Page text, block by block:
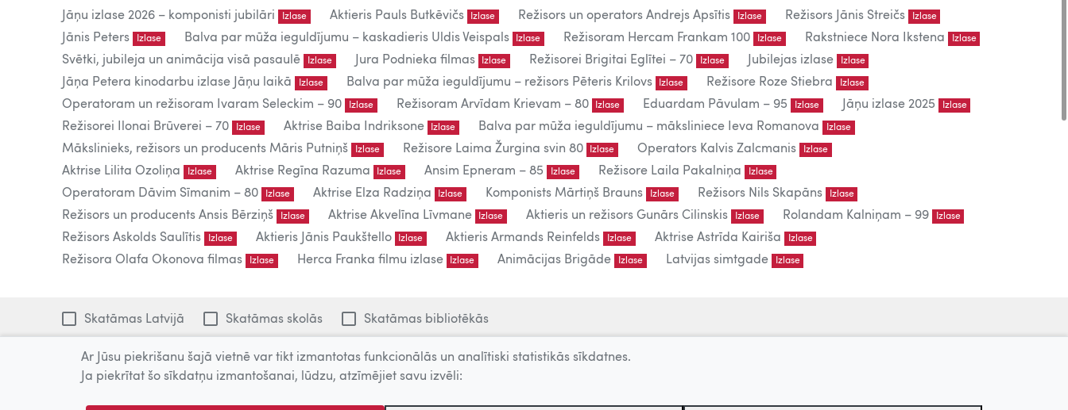
Jāņu izlase 2026 – komponisti jubilāri Izlase Aktieris Pauls Butkēvičs Izlase Režisors un operators Andrejs Apsītis Izlase Režisors Jānis Streičs Izlase
Jānis Peters Izlase Balva par mūža ieguldījumu – kaskadieris Uldis Veispals Izlase Režisoram Hercam Frankam 100 Izlase Rakstniece Nora Ikstena Izlase
Svētki, jubileja un animācija visā pasaulē Izlase Jura Podnieka filmas Izlase Režisorei Brigitai Eglītei – 70 Izlase Jubilejas izlase Izlase
Jāņa Petera kinodarbu izlase Jāņu laikā Izlase Balva par mūža ieguldījumu – režisors Pēteris Krilovs Izlase Režisore Roze Stiebra Izlase
Operatoram un režisoram Ivaram Seleckim – 90 Izlase Režisoram Arvīdam Krievam – 80 Izlase Eduardam Pāvulam – 95 Izlase Jāņu izlase 2025 Izlase
Režisorei Ilonai Brūverei – 70 Izlase Aktrise Baiba Indriksone Izlase Balva par mūža ieguldījumu – māksliniece Ieva Romanova Izlase
Mākslinieks, režisors un producents Māris Putniņš Izlase Režisore Laima Žurgina svin 80 Izlase Operators Kalvis Zalcmanis Izlase
Aktrise Lilita Ozoliņa Izlase Aktrise Regīna Razuma Izlase Ansim Epneram – 85 Izlase Režisore Laila Pakalniņa Izlase
Operatoram Dāvim Sīmanim – 80 Izlase Aktrise Elza Radziņa Izlase Komponists Mārtiņš Brauns Izlase Režisors Nils Skapāns Izlase
Režisors un producents Ansis Bērziņš Izlase Aktrise Akvelīna Līvmane Izlase Aktieris un režisors Gunārs Cilinskis Izlase Rolandam Kalniņam – 99 Izlase
Režisors Askolds Saulītis Izlase Aktieris Jānis Paukštello Izlase Aktieris Armands Reinfelds Izlase Aktrise Astrīda Kairiša Izlase
Režisora Olafa Okonova filmas Izlase Herca Franka filmu izlase Izlase Animācijas Brigāde Izlase Latvijas simtgade Izlase
Skatāmas Latvijā Skatāmas skolās Skatāmas bibliotēkās
1213 filmas
Tiešsaistē publicētās filmas paredzētas tikai individuālai lietošanai.
Ar Jūsu piekrišanu šajā vietnē var tikt izmantotas funkcionālās un analītiski statistikās sīkdatnes.
Ja piekrītat šo sīkdatņu izmantošanai, lūdzu, atzīmējiet savu izvēli: